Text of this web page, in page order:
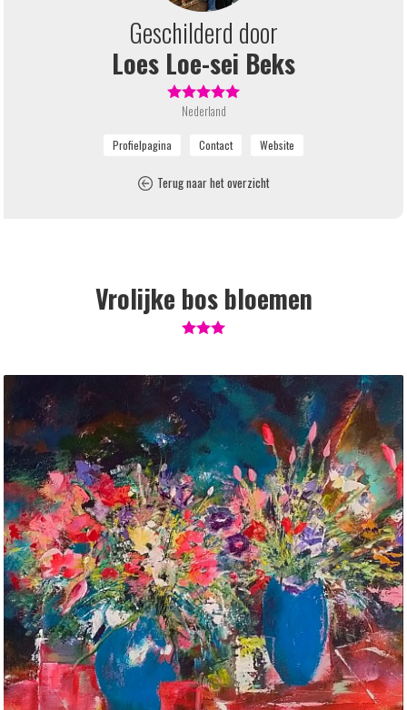
Geschilderd door
Loes Loe-sei Beks
Nederland
Terug naar het overzicht
Vrolijke bos bloemen